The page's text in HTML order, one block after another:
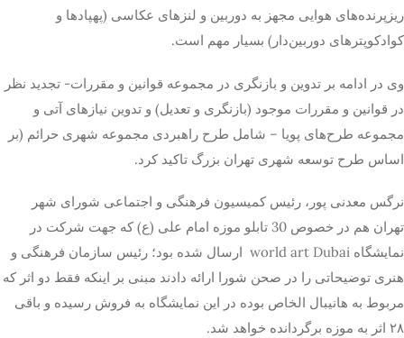
ریزپرنده‌های هوایی مجهز به دوربین و لنزهای عکاسی (پهپادها و
کوادکوپترهای دوربین‌دار) بسیار مهم است.
وی در ادامه بر تدوین و بازنگری در مجموعه قوانین و مقررات- تجدید نظر
در قوانین و مقررات موجود (بازنگری و تعدیل) و تدوین نیازهای آتی و
مجموعه طرح‌های پویا – شامل طرح راهبردی مجموعه شهری حرائم (بر
اساس طرح توسعه شهری تهران بزرگ تاکید کرد.
نرگس معدنی پور، رئیس کمیسیون فرهنگی و اجتماعی شورای شهر
تهران هم در خصوص 30 تابلو موزه امام علی (ع) که جهت شرکت در
نمایشگاه world art Dubai ارسال شده بود؛ رئیس سازمان فرهنگی و
هنری توضیحاتی را در صحن شورا ارائه دادند مبنی بر اینکه فقط دو اثر که
مربوط به هانیبال الخاص بوده در این نمایشگاه به فروش رسیده و باقی
۲۸ اثر به موزه برگردانده خواهد شد.